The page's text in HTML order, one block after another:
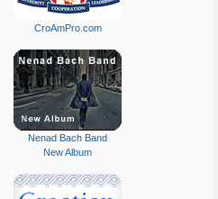
CroAmPro.com
Nenad Bach Band
New Album